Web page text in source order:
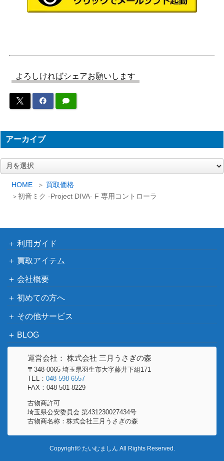
HOME
買取価格
初音ミク -Project DIVA- F 専用コントローラ
RAH 初音ミク ハニーウィップ デ
ャツ ホワイト（各サイズ）
コスパ
figma レーシングミク2013 EV MIR
AI ver. 「キャラクター・ボーカ
Supercell feat.初音ミク ワールドイ
C塗装済み完成品フィギュア
初音ミク仕様 SONY WALKMAN(ソ
ニーウォークマン) NW-S764 各色
5,000
よろしければシェアお願いします
アーカイブ
ー
利用ガイド
買取アイテム
会社概要
初めての方へ
その他サービス
BLOG
運営会社： 株式会社 三月うさぎの森
〒348-0065 埼玉県羽生市大字藤井下組171
TEL： 048-598-6557
FAX：048-501-8229
古物商許可
埼玉県公安委員会 第431230027434号
古物商名称：株式会社三月うさぎの森
Copyright© たいむましん All Rights Reserved.